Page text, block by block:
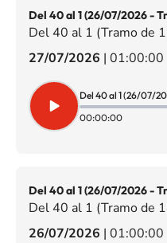
Del 40 al 1 (26/07/2026 -
Del 40 al 1 (Tramo de
27/07/2026 | 01:00:00
00:00:00
Del 40 al 1 (26/07/2026 -
Del 40 al 1 (Tramo de
26/07/2026 | 01:00:00